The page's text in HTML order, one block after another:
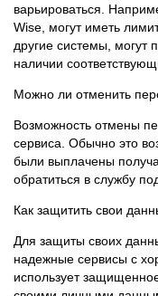
варьироваться.
Wise, могут иметь
другие системы, могут
наличии
Можно ли отменить
Возможность отмены
сервиса. Обычно это
были выплачены
обратиться в службу
Как защитить свои
Для защиты своих
надежные сервисы с
использует